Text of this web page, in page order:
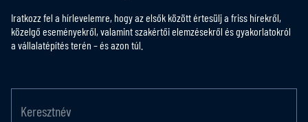
Iratkozz fel a hírlevelemre, hogy az elsők között értesülj a friss hírekről,
közelgő eseményekről, valamint szakértői elemzésekről és gyakorlatokról
a vállalatépítés terén – és azon túl.